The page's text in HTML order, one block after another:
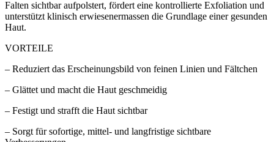
Falten sichtbar aufpolstert, fördert eine kontrollierte Exfoliation und
unterstützt klinisch erwiesenermassen die Grundlage einer gesunden
Haut.
VORTEILE
– Reduziert das Erscheinungsbild von feinen Linien und Fältchen
– Glättet und macht die Haut geschmeidig
– Festigt und strafft die Haut sichtbar
– Sorgt für sofortige, mittel- und langfristige sichtbare